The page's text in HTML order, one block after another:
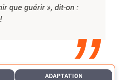
que guérir », dit-on :
ADAPTATION